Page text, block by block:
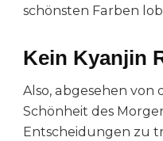
schönsten Farben
Kein Kyanjin
Also, abgesehen von
Schönheit des
Entscheidungen zu